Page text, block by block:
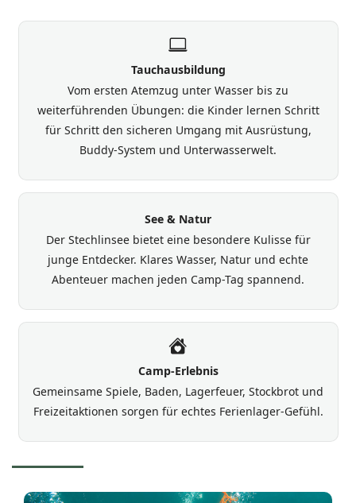
Tauchausbildung
Vom ersten Atemzug unter Wasser bis zu
weiterführenden Übungen: die Kinder lernen Schritt
für Schritt den sicheren Umgang mit Ausrüstung,
Buddy-System und Unterwasserwelt.
See & Natur
Der Stechlinsee bietet eine besondere Kulisse für
junge Entdecker. Klares Wasser, Natur und echte
Abenteuer machen jeden Camp-Tag spannend.
Camp-Erlebnis
Gemeinsame Spiele, Baden, Lagerfeuer, Stockbrot und
Freizeitaktionen sorgen für echtes Ferienlager-Gefühl.